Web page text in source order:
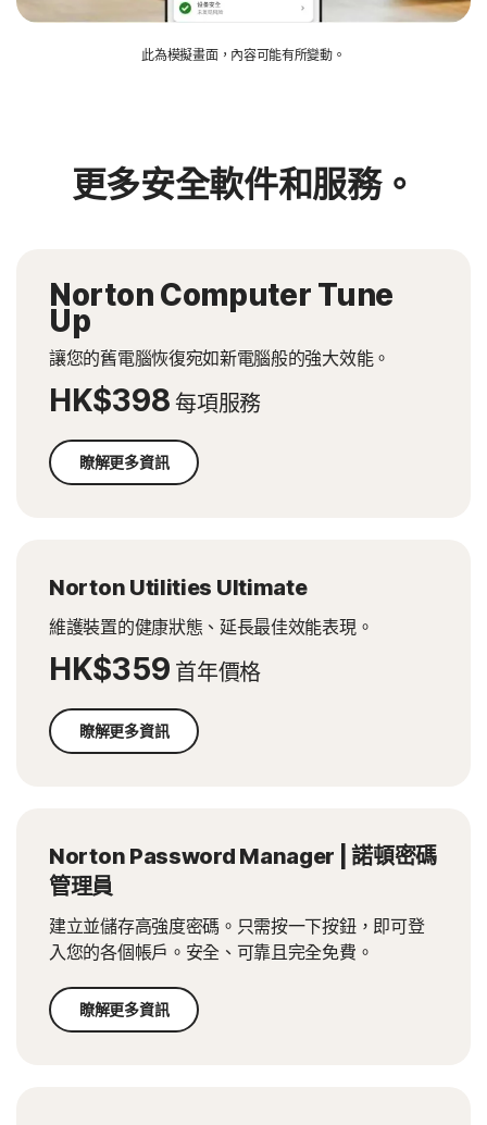
此為模擬畫面，內容可能有所變動。
更多安全軟件和服務。
Norton Computer Tune
Up
讓您的舊電腦恢復宛如新電腦般的強大效能。
HK$398 每項服務
瞭解更多資訊
Norton Utilities Ultimate
維護裝置的健康狀態、延長最佳效能表現。
HK$359 首年價格
瞭解更多資訊
Norton Password Manager | 諾頓密碼
管理員
建立並儲存高強度密碼。只需按一下按鈕，即可登
入您的各個帳戶。安全、可靠且完全免費。
瞭解更多資訊